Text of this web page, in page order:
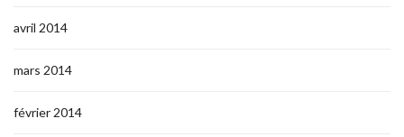
avril 2014
mars 2014
février 2014